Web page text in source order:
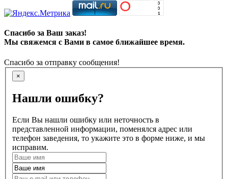
Спасибо за Ваш заказ!
Мы свяжемся с Вами в самое ближайшее время.
Спасибо за отправку сообщения!
×
Нашли ошибку?
Если Вы нашли ошибку или неточность в
представленной информации, поменялся адрес или
телефон заведения, то укажите это в форме ниже, и мы
исправим.